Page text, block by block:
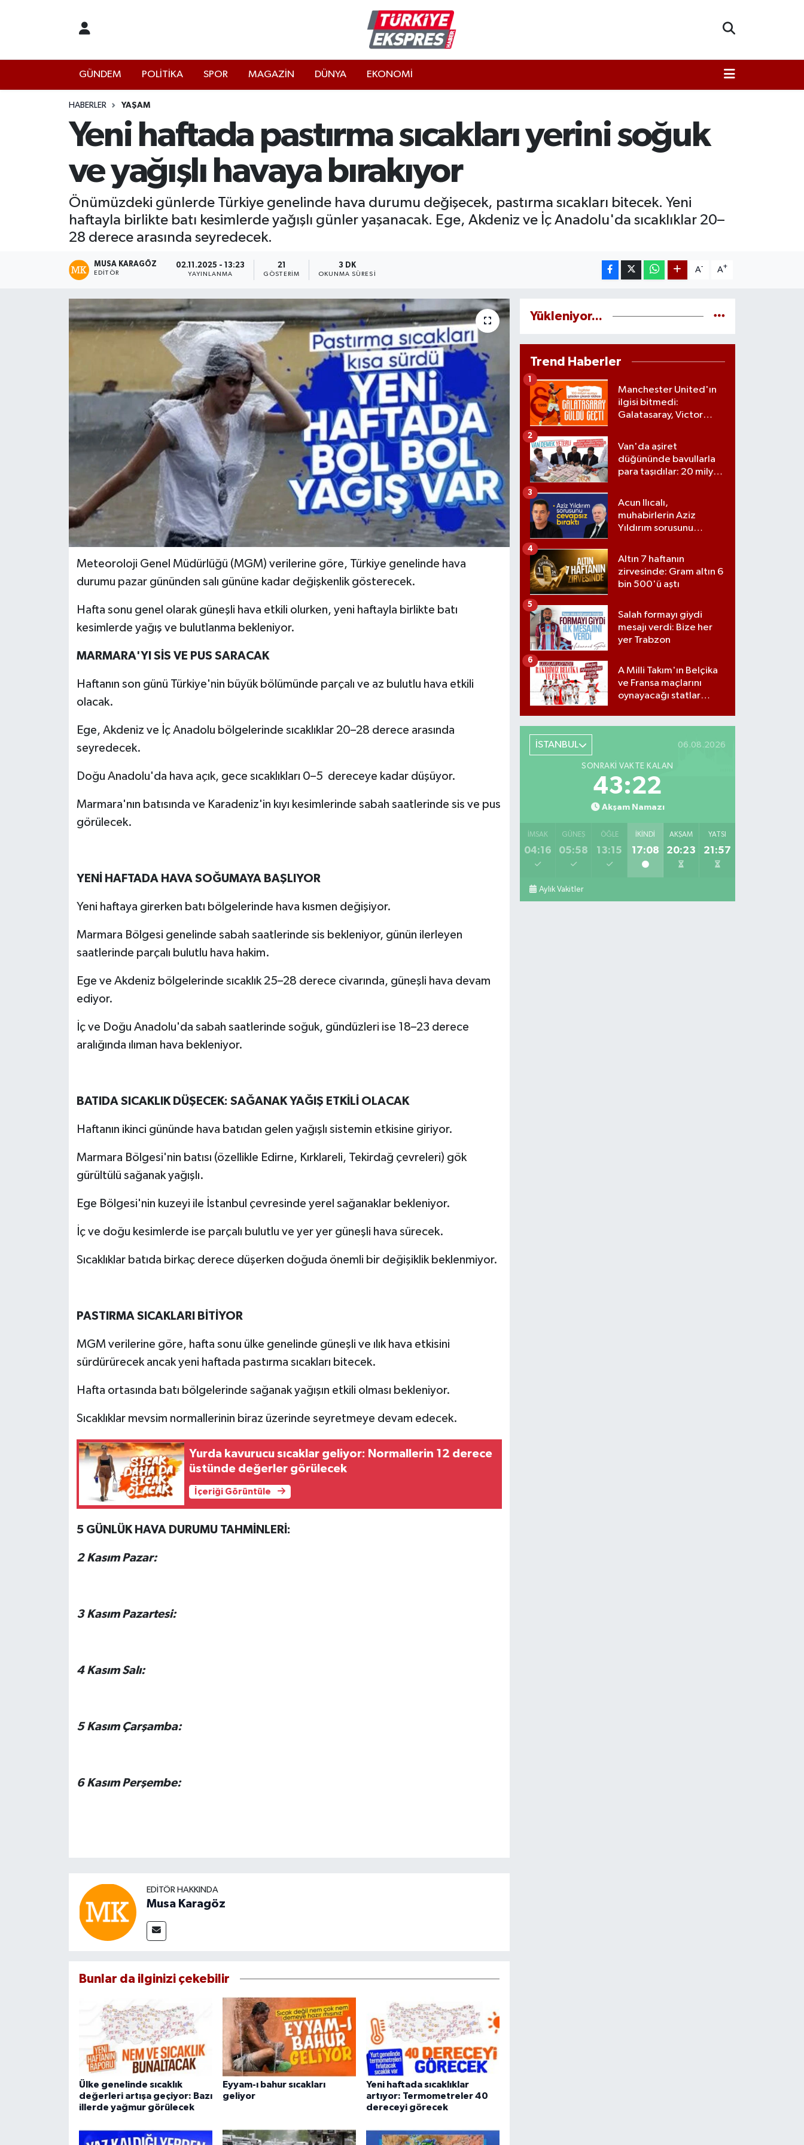
GÜNDEM POLİTİKA SPOR MAGAZİN DÜNYA EKONOMİ
HABERLER YAŞAM
Yeni haftada pastırma sıcakları yerini soğuk
ve yağışlı havaya bırakıyor
Önümüzdeki günlerde Türkiye genelinde hava durumu değişecek, pastırma sıcakları bitecek. Yeni
haftayla birlikte batı kesimlerde yağışlı günler yaşanacak. Ege, Akdeniz ve İç Anadolu'da sıcaklıklar 20–
28 derece arasında seyredecek.
MUSA KARAGÖZ
EDITÖR
02.11.2025 - 13:23
YAYINLANMA
21
GÖSTERIM
3 DK
OKUNMA SÜRESI
A- A+
Meteoroloji Genel Müdürlüğü (MGM) verilerine göre, Türkiye genelinde hava
durumu pazar gününden salı gününe kadar değişkenlik gösterecek.
Hafta sonu genel olarak güneşli hava etkili olurken, yeni haftayla birlikte batı
kesimlerde yağış ve bulutlanma bekleniyor.
MARMARA'YI SİS VE PUS SARACAK
Haftanın son günü Türkiye'nin büyük bölümünde parçalı ve az bulutlu hava etkili
olacak.
Ege, Akdeniz ve İç Anadolu bölgelerinde sıcaklıklar 20–28 derece arasında
seyredecek.
Doğu Anadolu'da hava açık, gece sıcaklıkları 0–5 dereceye kadar düşüyor.
Marmara'nın batısında ve Karadeniz'in kıyı kesimlerinde sabah saatlerinde sis ve pus
görülecek.
YENİ HAFTADA HAVA SOĞUMAYA BAŞLIYOR
Yeni haftaya girerken batı bölgelerinde hava kısmen değişiyor.
Marmara Bölgesi genelinde sabah saatlerinde sis bekleniyor, günün ilerleyen
saatlerinde parçalı bulutlu hava hakim.
Ege ve Akdeniz bölgelerinde sıcaklık 25–28 derece civarında, güneşli hava devam
ediyor.
İç ve Doğu Anadolu'da sabah saatlerinde soğuk, gündüzleri ise 18–23 derece
aralığında ılıman hava bekleniyor.
BATIDA SICAKLIK DÜŞECEK: SAĞANAK YAĞIŞ ETKİLİ OLACAK
Haftanın ikinci gününde hava batıdan gelen yağışlı sistemin etkisine giriyor.
Marmara Bölgesi'nin batısı (özellikle Edirne, Kırklareli, Tekirdağ çevreleri) gök
gürültülü sağanak yağışlı.
Ege Bölgesi'nin kuzeyi ile İstanbul çevresinde yerel sağanaklar bekleniyor.
İç ve doğu kesimlerde ise parçalı bulutlu ve yer yer güneşli hava sürecek.
Sıcaklıklar batıda birkaç derece düşerken doğuda önemli bir değişiklik beklenmiyor.
PASTIRMA SICAKLARI BİTİYOR
MGM verilerine göre, hafta sonu ülke genelinde güneşli ve ılık hava etkisini
sürdürürecek ancak yeni haftada pastırma sıcakları bitecek.
Hafta ortasında batı bölgelerinde sağanak yağışın etkili olması bekleniyor.
Sıcaklıklar mevsim normallerinin biraz üzerinde seyretmeye devam edecek.
Yurda kavurucu sıcaklar geliyor: Normallerin 12 derece
üstünde değerler görülecek
İçeriği Görüntüle
5 GÜNLÜK HAVA DURUMU TAHMİNLERİ:
2 Kasım Pazar:
3 Kasım Pazartesi:
4 Kasım Salı:
5 Kasım Çarşamba:
6 Kasım Perşembe:
EDITÖR HAKKINDA
Musa Karagöz
Bunlar da ilginizi çekebilir
Ülke genelinde sıcaklık
değerleri artışa geçiyor: Bazı
illerde yağmur görülecek
Eyyam-ı bahur sıcakları
geliyor
Yeni haftada sıcaklıklar
artıyor: Termometreler 40
dereceyi görecek
Yükleniyor...
Trend Haberler
Manchester United'ın
ilgisi bitmedi:
Galatasaray, Victor
verdi
1
Van'da aşiret
düğününde bavullarla
para taşıdılar: 20 milyon
2
Acun Ilıcalı,
muhabirlerin Aziz
Yıldırım sorusunu
3
Altın 7 haftanın
zirvesinde: Gram altın 6
bin 500'ü aştı
4
Salah formayı giydi
mesajı verdi: Bize her
yer Trabzon
5
A Milli Takım'ın Belçika
ve Fransa maçlarını
oynayacağı statlar
6
İSTANBUL 06.08.2026
SONRAKI VAKTE KALAN
43:21
Akşam Namazı
İMSAK
04:16
GÜNEŞ
05:58
ÖĞLE
13:15
İKINDI
17:08
AKŞAM
20:23
YATSI
21:57
Aylık Vakitler
İstanbul Hava Durumu
İstanbul Namaz Vakitleri
İstanbul Trafik Yoğunluk Haritası
Süper Lig Puan Durumu ve Fikstür
Tüm Manşetler
Son Dakika Haberleri
Haber Arşivi